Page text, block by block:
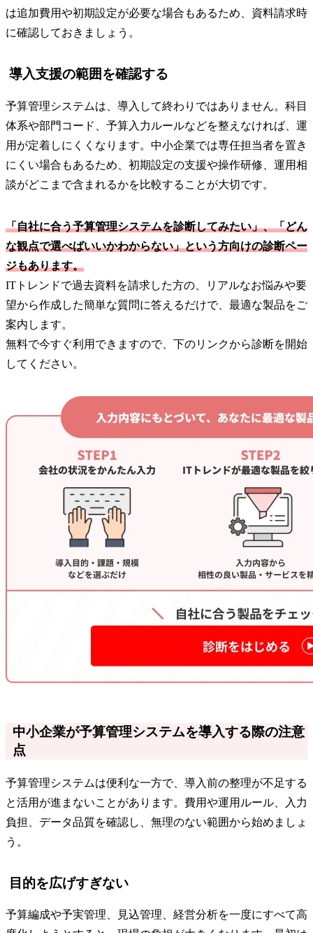
は追加費用や初期設定が必要な場合もあるため、資料請求時
に確認しておきましょう。
導入支援の範囲を確認する
予算管理システムは、導入して終わりではありません。科目
体系や部門コード、予算入力ルールなどを整えなければ、運
用が定着しにくくなります。中小企業では専任担当者を置き
にくい場合もあるため、初期設定の支援や操作研修、運用相
談がどこまで含まれるかを比較することが大切です。
「自社に合う予算管理システムを診断してみたい」、「どん
な観点で選べばいいかわからない」という方向けの診断ペー
ジもあります。
ITトレンドで過去資料を請求した方の、リアルなお悩みや要
望から作成した簡単な質問に答えるだけで、最適な製品をご
案内します。
無料で今すぐ利用できますので、下のリンクから診断を開始
してください。
中小企業が予算管理システムを導入する際の注意
点
予算管理システムは便利な一方で、導入前の整理が不足する
と活用が進まないことがあります。費用や運用ルール、入力
負担、データ品質を確認し、無理のない範囲から始めましょ
う。
目的を広げすぎない
予算編成や予実管理、見込管理、経営分析を一度にすべて高